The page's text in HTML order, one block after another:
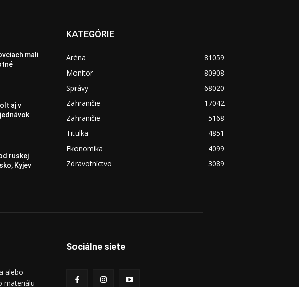
mali
aj v
ruskej
Kyjev
KATEGÓRIE
Aréna
81059
Monitor
80908
Správy
68020
Zahraničie
17042
Zahraničie
5168
Titulka
4851
Ekonomika
4099
Zdravotníctvo
3089
alebo
materiálu
Sociálne siete